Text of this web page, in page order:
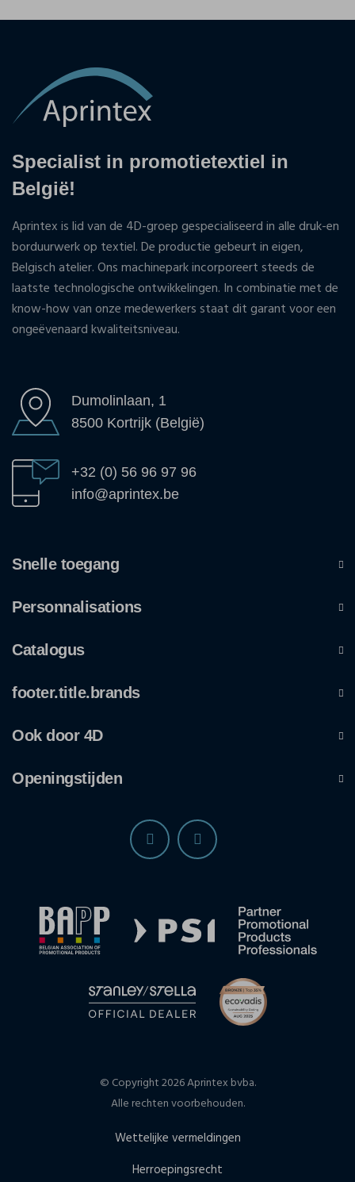
Specialist in promotietextiel in
België!
Aprintex is lid van de 4D-groep gespecialiseerd in alle druk-en
borduurwerk op textiel. De productie gebeurt in eigen,
Belgisch atelier. Ons machinepark incorporeert steeds de
laatste technologische ontwikkelingen. In combinatie met de
know-how van onze medewerkers staat dit garant voor een
ongeëvenaard kwaliteitsniveau.
Dumolinlaan, 1
8500 Kortrijk (België)
+32 (0) 56 96 97 96
info@aprintex.be
Snelle toegang
Personnalisations
Catalogus
footer.title.brands
Ook door 4D
Openingstijden
© Copyright 2026 Aprintex bvba.
Alle rechten voorbehouden.
Wettelijke vermeldingen
Herroepingsrecht